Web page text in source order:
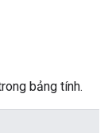
bảng tính.